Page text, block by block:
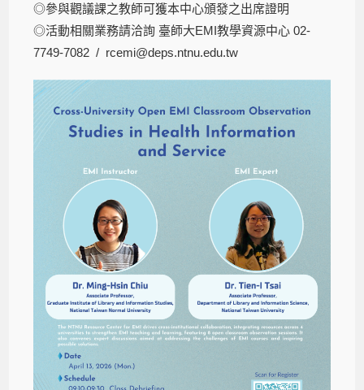
◎參與觀議課之教師可獲本中心頒發之出席證明
◎活動相關業務請洽詢 臺師大EMI教學資源中心 02-
7749-7082 / rcemi@deps.ntnu.edu.tw